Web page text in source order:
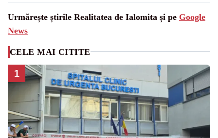
Urmărește știrile Realitatea de Ialomita și pe Google
News
CELE MAI CITITE
1